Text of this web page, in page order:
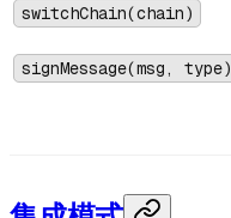
switchChain(chain)
signMessage(msg, type)